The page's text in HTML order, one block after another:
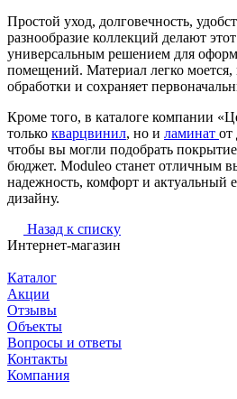
Простой уход, долговечность,
разнообразие коллекций делают
универсальным решением для
помещений. Материал легко моется,
обработки и сохраняет
Кроме того, в каталоге компании
только кварцвинил, но и ламинат от
чтобы вы могли подобрать
бюджет. Moduleo станет отличным
надежность, комфорт и актуальный
дизайну.
Назад к списку
Интернет-магазин
Каталог
Акции
Отзывы
Объекты
Вопросы и ответы
Контакты
Компания